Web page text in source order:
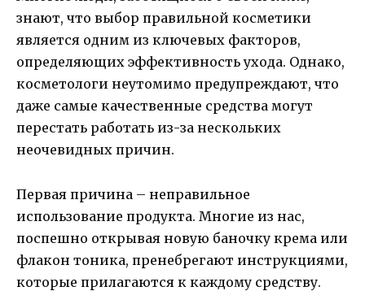
знают, что выбор правильной косметики
является одним из ключевых факторов,
определяющих эффективность ухода. Однако,
косметологи неутомимо предупреждают, что
даже самые качественные средства могут
перестать работать из-за нескольких
неочевидных причин.
Первая причина – неправильное
использование продукта. Многие из нас,
поспешно открывая новую баночку крема или
флакон тоника, пренебрегают инструкциями,
которые прилагаются к каждому средству.